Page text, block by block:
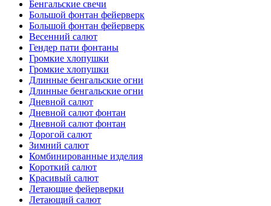
Бенгальские свечи
Большой фонтан фейерверк
Большой фонтан фейерверк
Весенний салют
Гендер пати фонтаны
Громкие хлопушки
Громкие хлопушки
Длинные бенгальские огни
Длинные бенгальские огни
Дневной салют
Дневной салют фонтан
Дневной салют фонтан
Дорогой салют
Зимний салют
Комбинированные изделия
Короткий салют
Красивый салют
Летающие фейерверки
Летающий салют